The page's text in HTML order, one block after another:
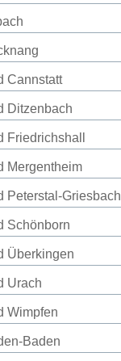
Cannstatt
Ditzenbach
Friedrichshall
Mergentheim
Peterstal-Griesbach
Schönborn
Überkingen
Urach
Wimpfen
Baden